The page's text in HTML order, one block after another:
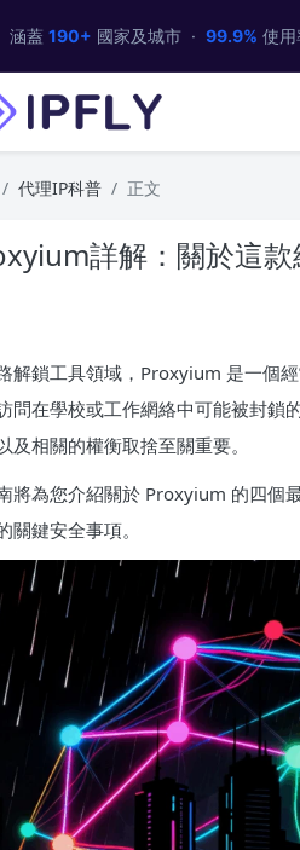
涵蓋 190+ 國家及城市 · 99.9% 使用
代理IP科普 正文
詳解：關於這
解鎖工具領域，Proxyium 是一個
問在學校或工作網絡中可能被封鎖
及相關的權衡取捨至關重要。
將為您介紹關於 Proxyium 的四個
關鍵安全事項。